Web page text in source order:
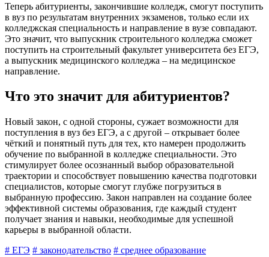
Теперь абитуриенты, закончившие колледж, смогут поступить
в вуз по результатам внутренних экзаменов, только если их
колледжская специальность и направление в вузе совпадают.
Это значит, что выпускник строительного колледжа сможет
поступить на строительный факультет университета без ЕГЭ,
а выпускник медицинского колледжа – на медицинское
направление.
Что это значит для абитуриентов?
Новый закон, с одной стороны, сужает возможности для
поступления в вуз без ЕГЭ, а с другой – открывает более
чёткий и понятный путь для тех, кто намерен продолжить
обучение по выбранной в колледже специальности. Это
стимулирует более осознанный выбор образовательной
траектории и способствует повышению качества подготовки
специалистов, которые смогут глубже погрузиться в
выбранную профессию. Закон направлен на создание более
эффективной системы образования, где каждый студент
получает знания и навыки, необходимые для успешной
карьеры в выбранной области.
# ЕГЭ # законодательство # среднее образование